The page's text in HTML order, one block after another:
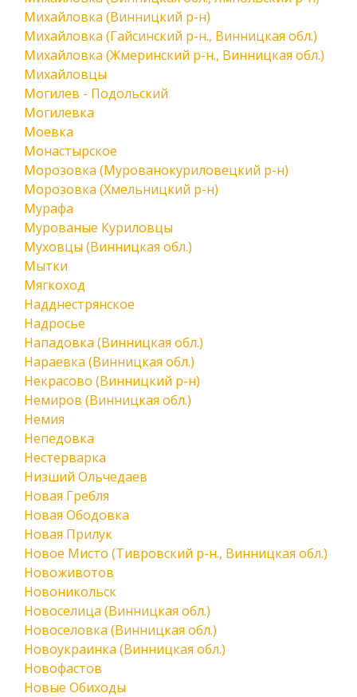
Михайловка (Винницкий р-н)
Михайловка (Гайсинский р-н., Винницкая обл.)
Михайловка (Жмеринский р-н., Винницкая обл.)
Михайловцы
Могилев - Подольский
Могилевка
Моевка
Монастырское
Морозовка (Мурованокуриловецкий р-н)
Морозовка (Хмельницкий р-н)
Мурафа
Мурованые Куриловцы
Муховцы (Винницкая обл.)
Мытки
Мягкоход
Надднестрянское
Надросье
Нападовка (Винницкая обл.)
Нараевка (Винницкая обл.)
Некрасово (Винницкий р-н)
Немиров (Винницкая обл.)
Немия
Непедовка
Нестерварка
Низший Ольчедаев
Новая Гребля
Новая Ободовка
Новая Прилук
Новое Мисто (Тивровский р-н., Винницкая обл.)
Новоживотов
Новоникольск
Новоселица (Винницкая обл.)
Новоселовка (Винницкая обл.)
Новоукраинка (Винницкая обл.)
Новофастов
Новые Обиходы